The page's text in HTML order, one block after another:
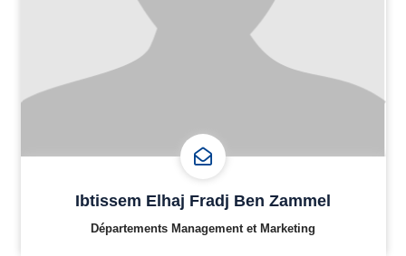
Ibtissem Elhaj Fradj Ben Zammel
Départements Management et Marketing